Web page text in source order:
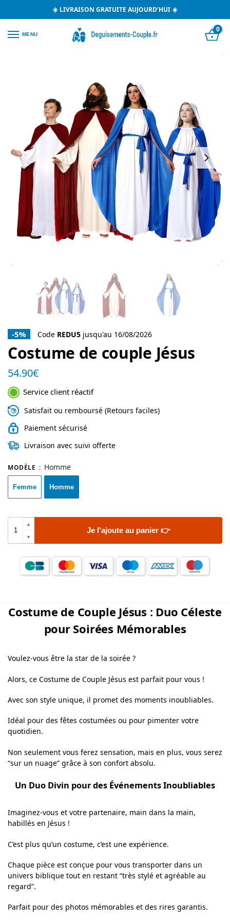
☀️ LIVRAISON GRATUITE AUJOURD’HUI ☀️
MENU
0
-5% Code REDU5 jusqu'au 16/08/2026
Costume de couple Jésus
54.90€
Service client réactif
Satisfait ou remboursé (Retours faciles)
Paiement sécurisé
Livraison avec suivi offerte
MODÈLE : Homme
Femme Homme
Je l'ajoute au panier 👉
Costume de Couple Jésus : Duo Céleste
pour Soirées Mémorables
Voulez-vous être la star de la soirée ?
Alors, ce Costume de Couple Jésus est parfait pour vous !
Avec son style unique, il promet des moments inoubliables.
Idéal pour des fêtes costumées ou pour pimenter votre
quotidien.
Non seulement vous ferez sensation, mais en plus, vous serez
“sur un nuage” grâce à son confort absolu.
Un Duo Divin pour des Événements Inoubliables
Imaginez-vous et votre partenaire, main dans la main,
habillés en Jésus !
C’est plus qu’un costume, c’est une expérience.
Chaque pièce est conçue pour vous transporter dans un
univers biblique tout en restant “très stylé et agréable au
regard”.
Parfait pour des photos mémorables et des rires garantis.